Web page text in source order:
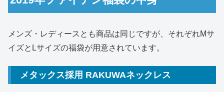
メンズ・レディースとも商品は同じですが、それぞれMサ
イズとLサイズの福袋が用意されています。
メタックス採用 RAKUWAネックレス